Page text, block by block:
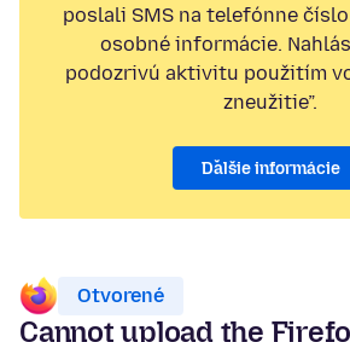
poslali SMS na telefónne
osobné informácie.
podozrivú aktivitu použitím
zneužitie”.
Ďalšie informácie
Otvorené
Cannot upload the